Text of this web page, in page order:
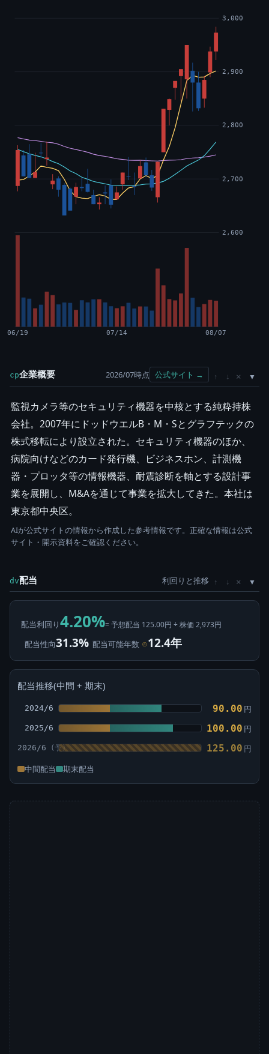
2,600
2,700
2,800
2,900
3,000
06/19 07/14 08/07
cp企業概要 2026/07時点 公式サイト → ↑ ↓ ×
監視カメラ等のセキュリティ機器を中核とする純粋持株
会社。2007年にドッドウエルB・M・Sとグラフテックの
株式移転により設立された。セキュリティ機器のほか、
病院向けなどのカード発行機、ビジネスホン、計測機
器・プロッタ等の情報機器、耐震診断を軸とする設計事
業を展開し、M&Aを通じて事業を拡大してきた。本社は
東京都中央区。
AIが公式サイトの情報から作成した参考情報です。正確な情報は公式
サイト・開示資料をご確認ください。
dv配当 利回りと推移 ↑ ↓ ×
配当利回り4.20%= 予想配当 125.00円 ÷ 株価 2,973円
配当性向31.3% 配当可能年数 ⊙12.4年
配当推移(中間 + 期末)
2024/6 90.00 円
2025/6 100.00 円
2026/6 125.00 円
中間配当 期末配当